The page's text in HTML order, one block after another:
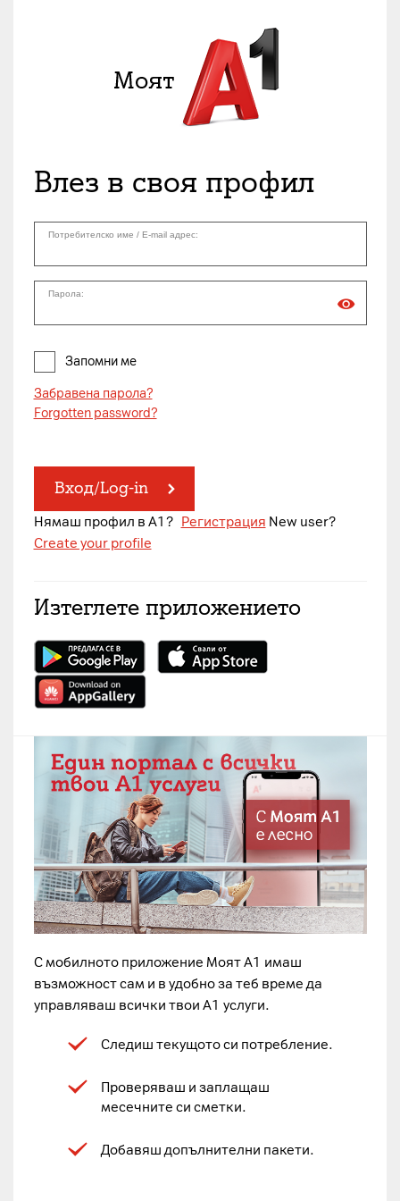
Влез в своя профил
Потребителско име / E-mail адрес:
Парола:
Запомни ме
Забравена парола?
Forgotten password?
Вход/Log-in
Нямаш профил в A1? Регистрация New user?
Create your profile
Изтеглете приложението
С мобилното приложение Моят А1 имаш
възможност сам и в удобно за теб време да
управляваш всички твои А1 услуги.
Следиш текущото си потребление.
Проверяваш и заплащаш
месечните си сметки.
Добавяш допълнителни пакети.